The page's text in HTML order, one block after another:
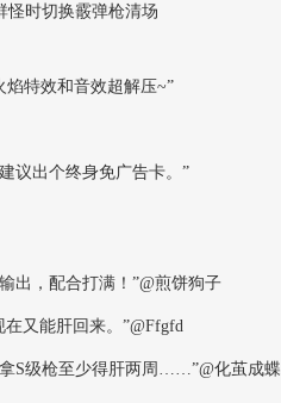
怪时切换霰弹枪清场
焰特效和音效超解压~”
议出个终身免广告卡。”
出，配合打满！”@煎饼狗子
又能肝回来。”@Ffgfd
S级枪至少得肝两周……”@化茧成蝶